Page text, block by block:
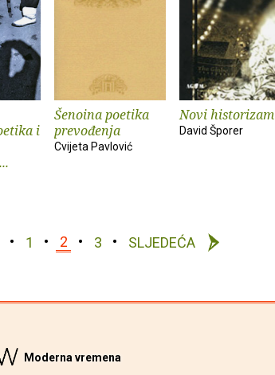
i
Šenoina poetika
prevođenja
Cvijeta Pavlović
Novi historizam
David Šporer
1 2 3 SLJEDEĆA
Moderna vremena